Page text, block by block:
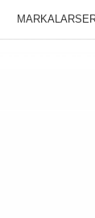
MARKALAR